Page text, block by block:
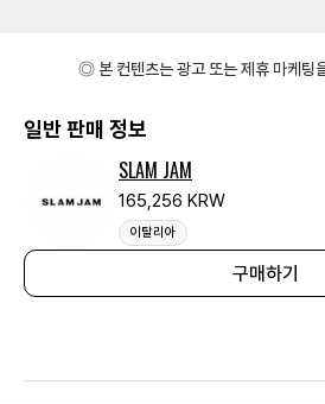
◎ 본 컨텐츠는 광고 또는 제휴 마케팅
일반 판매 정보
SLAM JAM
165,256 KRW
이탈리아
구매하기